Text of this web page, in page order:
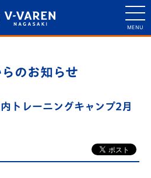
らのお知らせ
トレーニングキャンプ2月